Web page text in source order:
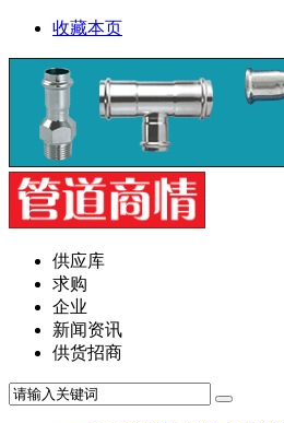
收藏本页
供应库
求购
企业
新闻资讯
供货招商